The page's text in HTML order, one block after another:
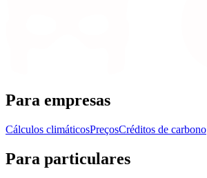
Para empresas
Cálculos climáticosPreçosCréditos de carbono
Para particulares